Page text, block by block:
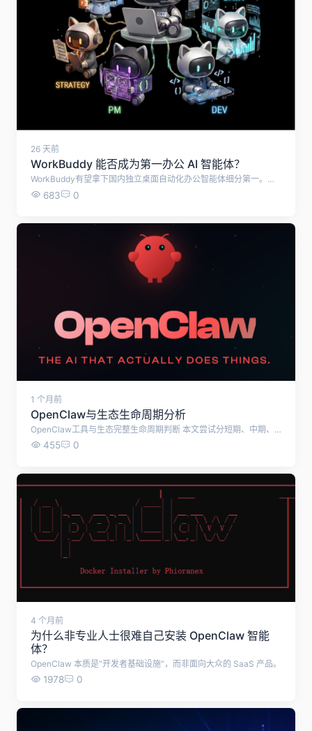
26 天前
WorkBuddy 能否成为第一办公 AI 智能体？
WorkBuddy有望拿下国内独立桌面自动化办公智能体细分第一。但受企业协同生态、移动端能力等短板限制，无法成为全域企业及全球办公AI赛道第一名，将与钉钉悟空、WPS AI形成差异化竞争格局。
683 0
1 个月前
OpenClaw与生态生命周期分析
OpenClaw工具与生态完整生命周期判断 本文尝试分短期、中期、长期三段，结合项目现状、风险、护城河客观测算OpenClaw这款智能体工具或者相似工具的发展趋势。 一、短期生命力（1～3年，2026–2029）：完全安全、高速增长，是黄金运营窗口期 支撑理由 赛道刚需独一无二，差异化壁垒极强 OpenClaw是极少数本地系统级执行、模型无关、纯自托管的终端Agent运行框架，定位“能操作电脑文件、软件、桌面的AI助手”，区别于LangGraph/CrewAI这类后端开发框架、AutoGPT纯实验型智能体。普通办公、个人自动化、小微企业没有替代同类成熟开源工具，C端+中小企业需求持续释放。 社区与生态飞轮已经跑通 GitHub 30万+星标、近千名全球持续贡献者，日均数百条PR/Issue迭代，更新频率行业第一；创始人Peter全职维护，大厂（英伟达、Kimi、MiniMax）主动适配接入； ClawHub官方技能仓库沉淀数千标准化Skill，国内衍生生态（xia345、各类中文技能站、私有化二次改版）持续扩容，形成标准锁定； MIT宽松开源协议，允许企业二次改造、搭建托管服务，大量服务商入局完善配套生态（部署、安全加固、私有化定制）。 行业周期红利：本地终端Agent处于普及早期 2026被行业定义为桌面Agent落地元年，云端大模型成本持续下行、本地Ollama离线模型普及，完美匹配OpenClaw“本地优先”架构；未来3年，个人自动化、企业内网办公自动化需求只会扩张。 短期仅有的可控风险 Token调用成本偏高、频繁更新易出现版本兼容bug、本地高权限带来安全隐患； 以上问题官方正在持续迭代修复，企业级备份、权限沙箱、日志审计功能已逐步补齐，属于可优化痛点，不会动摇存续根基。 结论：未来1–3年是生态最繁荣、流量最大、变现最顺畅的阶段。 二、中期生命力（3～7年，2029–2033）：稳定存续，但竞争加剧、增速放缓 存续核心逻辑 标准化生态具备长期锁定效应 SKILL.md、ClawHub统一技能规范、openclaw CLI命令行已经形成行业事实标准。就算出现竞品，开发者、存量数万套技能、企业定制项目迁移成本极高，生态不会短时间崩塌，会维持稳定使用人群。 分层商业模式支撑项目持续维护 原生项目开源免费，但周边商业化闭环成型：企业私有化部署服务、安全审计、托管云服务、垂直行业技能付费、模型渠道分销，持续产生现金流反哺社区开发，不会出现“没人维护停更”的局面。 使用人群分层留存 C端极客、办公自动化爱好者会长期使用； 中小企业内网自动化、数据处理场景高度依赖本地执行Agent，大厂SaaS Agent无法满足内网隐私需求； 开发者持续基于OpenClaw做二次分支、私有化改版，衍生生态会持续分流、延续整个“龙虾生态”的热度。 中期衰减变量（会降低增速，但不会淘汰项目） 微软、苹果、国产操作系统推出原生系统级AI助手，抢占普通小白用户； 新轻量化终端Agent开源框架分流开发者； 各国监管对本地高权限AI自动化工具出台更严格合规要求，提高企业落地门槛； 结论：3–7年不会消亡，但行业从爆发期进入存量竞争，流量红利收窄，平台需要深耕私有化、企业定制、垂直细分赛道才能持续盈利。 三、长期生命力（7年以上，2033之后）：分两种极端走向 走向1：长期持续存活（概率60%），变成基础设施级工具 如果行业发展符合以下趋势，OpenClaw会像现在的Python、Git一样长期存续： 终端自主Agent成为电脑标配生产力工具，本地执行、离线隐私是永久刚需； OpenClaw持续完成企业级、合规化改造，成为政企内网自动化标准选型； 社区形成基金会/商业公司承接维护，摆脱单一创始人依赖，实现长久开源运营。 走向2：逐步边缘化、被新一代架构替代（概率40%） 触发条件： 操作系统底层内置标准化Agent执行层，统一API，第三方独立运行框架失去生存空间； 多模态、具身智能技术迭代，全新架构完全替代“技能+本地脚本执行”模式； 全球监管全面限制本地高权限自主AI工具，商用落地基本锁死，仅小众极客圈子留存。 即便被边缘化，存量存量技能、配套站点、私有部署项目仍会维持5–10年长尾生命周期，不会瞬间彻底消失。 四、关键风险：会大幅缩短生命周期的致命隐患 安全重大事故 若出现大规模Skill供应链投毒、批量本地数据泄露事件，企业端市场会快速萎缩，仅保留个人玩家生态；官方正在完善自动病毒扫描、技能审核机制，风险持续降低。 创始人断更、无承接主体 当前项目由Peter单人主导，若后续精力转移、无商业公司接手维护，迭代速度断崖式下滑，竞争力快速落后竞品；目前已有多家AI服务商、模型厂商深度合作，存在接手预期。 算力成本长期居高不下 如果大模型API按量价格无法大幅下降，普通用户长期使用成本过高，会劝退大众用户，仅留存企业付费群体。 国内政策监管收紧 国内针对本地自主自动化工具出台限制，国内衍生生态、配套导航平台流量大幅下滑，但海外生态不受影响。 五、综合最终总结 0–3年（黄金期）：放心投入建站、填充内容、运营变现，生态高速扩张，流量红利充足； 3–7年（平稳期）：生态稳定存在，竞争变多，需要走差异化（私有化、离线、海外双语）路线维持竞争力； 7年以上（分化期）：要么成为长期基础设施永续存在，要么逐步小众长尾，即便衰退也有数年缓冲时间； 整体安全底线：至少拥有5年以上稳定商业运营周期，足够覆盖站点开发、回本、盈利完整周期；中长期只要避开通用综合赛道，主打本地离线私有化细分，生命周期会进一步拉长。
455 0
4 个月前
为什么非专业人士很难自己安装 OpenClaw 智能
体？
OpenClaw 本质是“开发者基础设施”，而非面向大众的 SaaS 产品。
1978 0